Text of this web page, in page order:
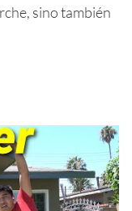
sino también